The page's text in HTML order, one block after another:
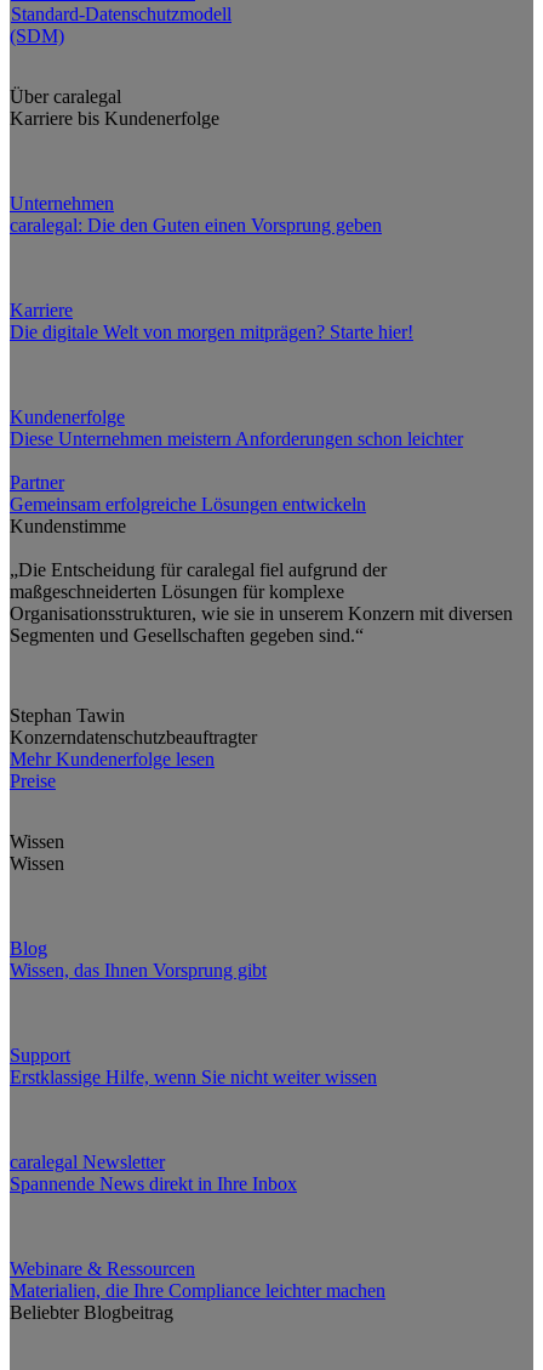
Standard-Datenschutzmodell
(SDM)
Über caralegal
Karriere bis Kundenerfolge
Unternehmen
caralegal: Die den Guten einen Vorsprung geben
Karriere
Die digitale Welt von morgen mitprägen? Starte hier!
Kundenerfolge
Diese Unternehmen meistern Anforderungen schon leichter
Partner
Gemeinsam erfolgreiche Lösungen entwickeln
Kundenstimme
„Die Entscheidung für caralegal fiel aufgrund der
maßgeschneiderten Lösungen für komplexe
Organisationsstrukturen, wie sie in unserem Konzern mit diversen
Segmenten und Gesellschaften gegeben sind.“
Stephan Tawin
Konzerndatenschutzbeauftragter
Mehr Kundenerfolge lesen
Preise
Wissen
Wissen
Blog
Wissen, das Ihnen Vorsprung gibt
Support
Erstklassige Hilfe, wenn Sie nicht weiter wissen
caralegal Newsletter
Spannende News direkt in Ihre Inbox
Webinare & Ressourcen
Materialien, die Ihre Compliance leichter machen
Beliebter Blogbeitrag